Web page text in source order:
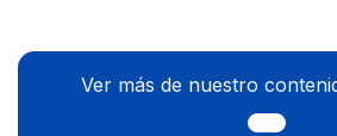
Ver más de nuestro